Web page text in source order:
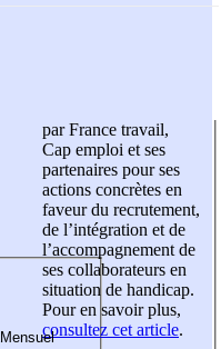
par France travail,
Cap emploi et ses
partenaires pour ses
actions concrètes en
faveur du recrutement,
de l’intégration et de
l’accompagnement de
ses collaborateurs en
situation de handicap.
Pour en savoir plus,
consultez cet article.